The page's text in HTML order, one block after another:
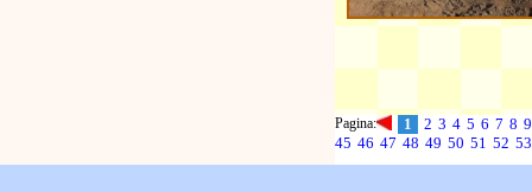
Pagina: 1 2 3 4 5 6 7 8 9
45 46 47 48 49 50 51 52 53